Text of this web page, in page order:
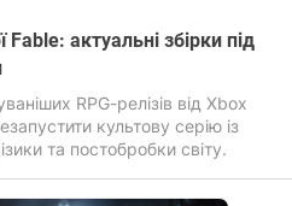
Fable: актуальні збірки під
RPG-релізів від Xbox
культову серію із
та постобробки світу.